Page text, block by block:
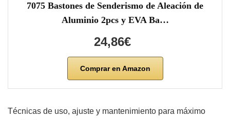
7075 Bastones de Senderismo de Aleación de
Aluminio 2pcs y EVA Ba…
24,86€
Comprar en Amazon
Técnicas de uso, ajuste y mantenimiento para máximo